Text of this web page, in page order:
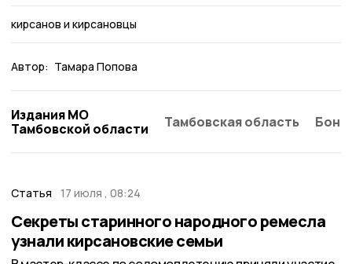
кирсанов и кирсановцы
Автор: Тамара Попова
Издания МО
Тамбовской области
Тамбовская область
Статья 17 июля , 08:24
Секреты старинного народного ремесла
узнали кирсановские семьи